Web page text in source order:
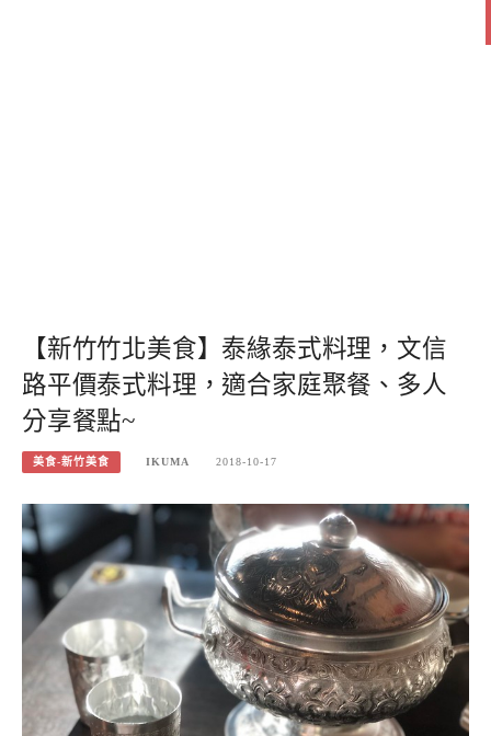
【新竹竹北美食】泰緣泰式料理，文信
路平價泰式料理，適合家庭聚餐、多人
分享餐點~
美食-新竹美食 IKUMA 2018-10-17